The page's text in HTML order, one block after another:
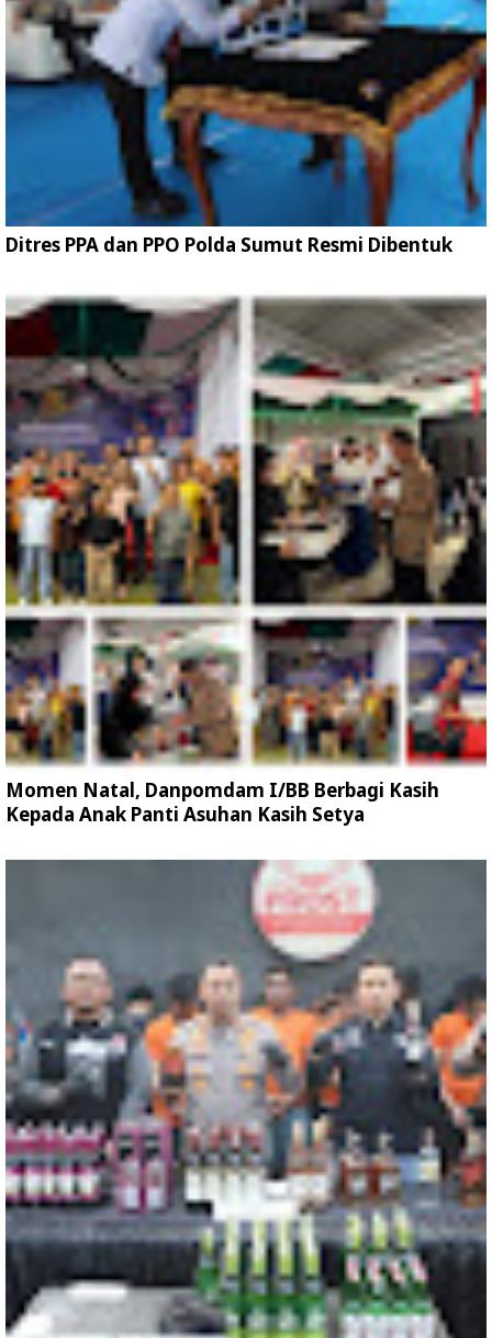
Ditres PPA dan PPO Polda Sumut Resmi Dibentuk
Momen Natal, Danpomdam I/BB Berbagi Kasih
Kepada Anak Panti Asuhan Kasih Setya